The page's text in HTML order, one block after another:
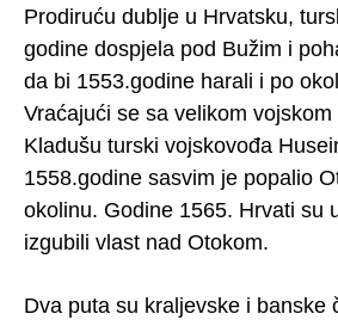
Prodiruću dublje u Hrvatsku,
godine dospjela pod Bužim i
da bi 1553.godine harali i po
Vraćajući se sa velikom
Kladušu turski vojskovođa
1558.godine sasvim je popalio
okolinu. Godine 1565. Hrvati su
izgubili vlast nad Otokom.
Dva puta su kraljevske i banske